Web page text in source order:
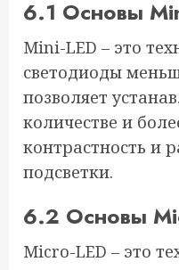
6.1 Основы
Mini-LED – это
светодиоды
позволяет
количестве и
контрастность и
подсветки.
6.2 Основы
Micro-LED – это